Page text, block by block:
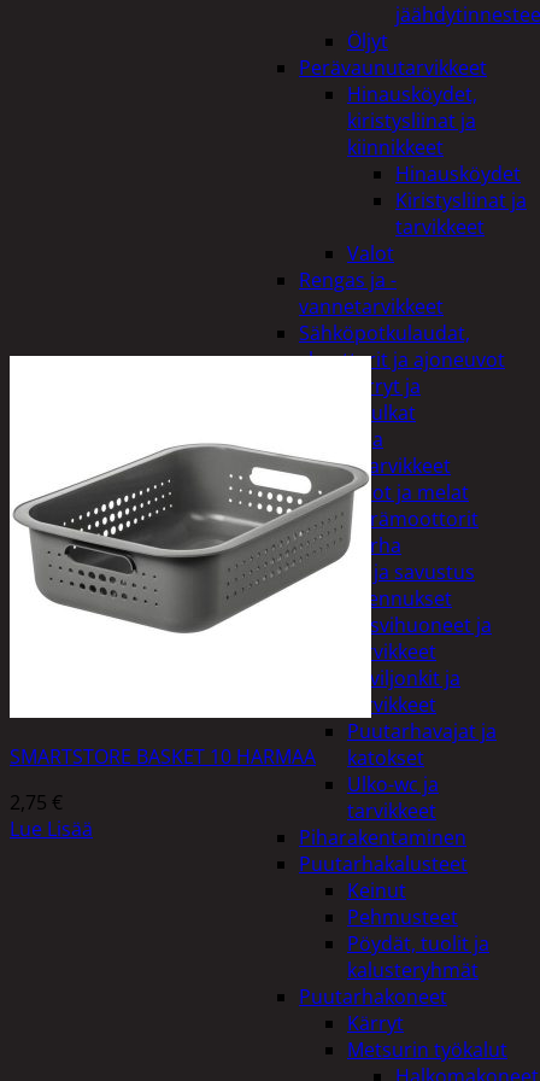
Öljyt
Perävaunutarvikkeet
Hinausköydet,
kiristysliinat ja
kiinnikkeet
Hinausköydet
Kiristysliinat ja
tarvikkeet
Valot
Rengas ja -
vannetarvikkeet
Sähköpotkulaudat,
skootterit ja ajoneuvot
Tukkikärryt ja
juontopulkat
Veneet ja
veneilytarvikkeet
Airot ja melat
Perämoottorit
Piha ja puutarha
Grillaus ja savustus
Piharakennukset
Kasvihuoneet ja
tarvikkeet
Paviljonkit ja
tarvikkeet
Puutarhavajat ja
katokset
Ulko-wc ja
tarvikkeet
Piharakentaminen
Puutarhakalusteet
Keinut
Pehmusteet
Pöydät, tuolit ja
kalusteryhmät
Puutarhakoneet
Kärryt
Metsurin työkalut
SMARTSTORE BASKET 10 HARMAA
2,75 €
Lue Lisää